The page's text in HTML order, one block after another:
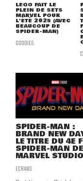
LEGO FAIT LE
PLEIN DE SETS
MARVEL POUR
L'ÉTÉ 2025 (AVEC
BEAUCOUP DE
SPIDER-MAN)
GOODIES
SPIDER-MAN :
BRAND NEW
LE TITRE DU 4E
SPIDER-MAN DE
MARVEL
ECRANS